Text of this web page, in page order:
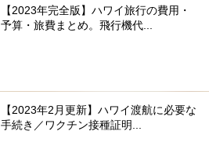
【2023年完全版】ハワイ旅行の費用・
予算・旅費まとめ。飛行機代...
【2023年2月更新】ハワイ渡航に必要な
手続き／ワクチン接種証明...